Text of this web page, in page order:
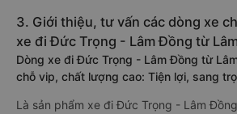
3. Giới thiệu, tư vấn các dòng xe
xe đi Đức Trọng - Lâm Đồng từ
Dòng xe đi Đức Trọng - Lâm Đồng từ
chỗ vip, chất lượng cao: Tiện lợi, sang
Là sản phẩm xe đi Đức Trọng - Lâm